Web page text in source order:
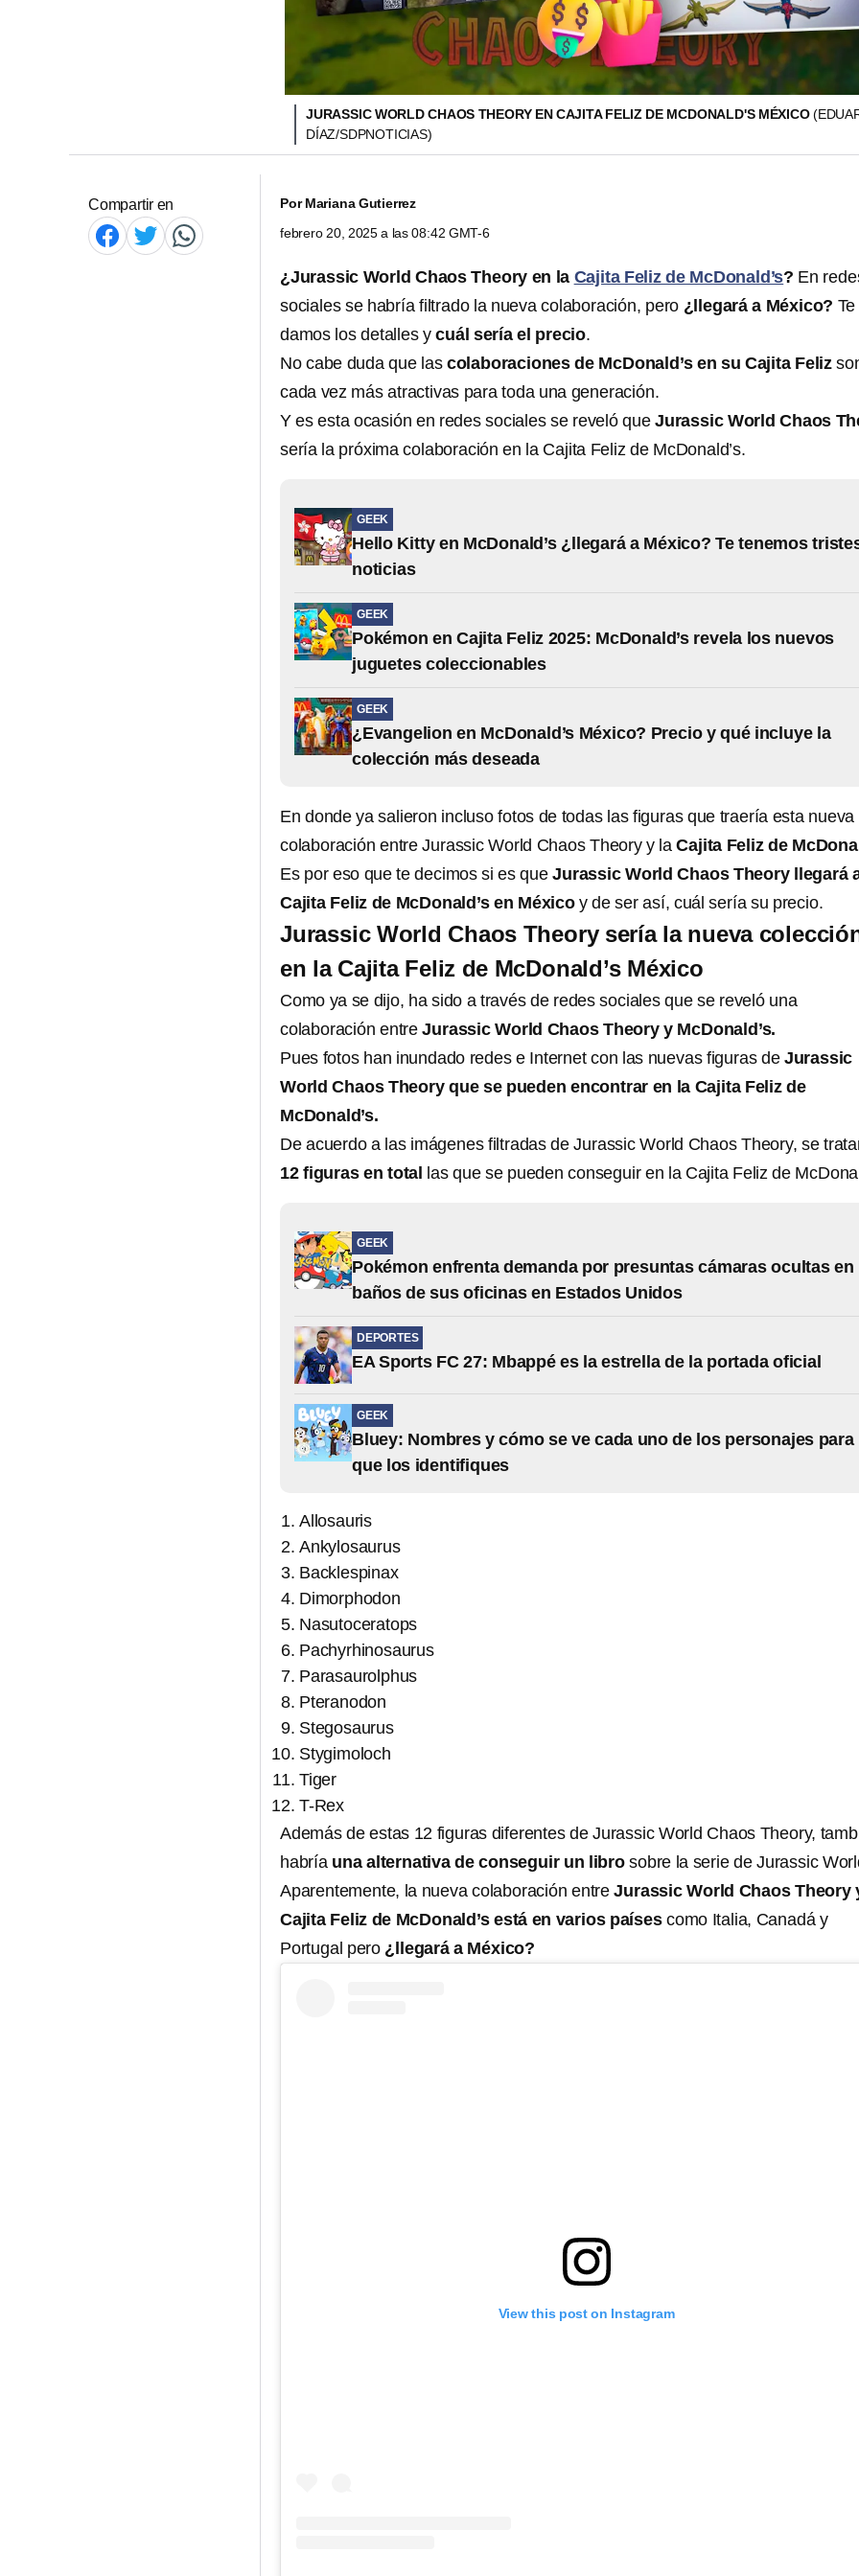
JURASSIC WORLD CHAOS THEORY EN CAJITA FELIZ DE MCDONALD'S MÉXICO
DÍAZ/SDPNOTICIAS)
Compartir en PorMariana Gutierrez
febrero 20, 2025 a las 08:42 GMT-6
¿Jurassic World Chaos Theory en la Cajita Feliz de McDonald’s? En
sociales se habría filtrado la nueva colaboración, pero ¿llegará a México? Te
damos los detalles ycuál sería el precio.
No cabe duda que las colaboraciones de McDonald’s en su Cajita Feliz
cada vez más atractivas para toda una generación.
Y es esta ocasión en redes sociales se reveló que Jurassic World Chaos
sería la próxima colaboración en la Cajita Feliz de McDonald’s.
GEEK
Hello Kitty en McDonald’s ¿llegará a México? Te tenemos
noticias
GEEK
Pokémon en Cajita Feliz 2025: McDonald’s revela los nuevos
juguetes coleccionables
GEEK
¿Evangelion en McDonald’s México? Precio y qué incluye la
colección más deseada
En donde ya salieron incluso fotos de todas las figuras que traería esta nueva
colaboración entre Jurassic World Chaos Theory y laCajita Feliz de
Es por eso que te decimos si es queJurassic World Chaos Theory llegará
Cajita Feliz de McDonald’s en Méxicoy de ser así, cuál sería su precio.
Jurassic World Chaos Theory sería la nueva
en la Cajita Feliz de McDonald’s México
Como ya se dijo, ha sido a través de redes sociales que se reveló una
colaboración entreJurassic World Chaos Theory y McDonald’s.
Pues fotos han inundado redes e Internet con las nuevas figuras de Jurassic
World Chaos Theory que se pueden encontrar en la Cajita Feliz de
McDonald’s.
De acuerdo a las imágenes filtradas de Jurassic World Chaos Theory, se
12 figuras en total
las que se pueden conseguir en la Cajita Feliz de
GEEK
Pokémon enfrenta demanda por presuntas cámaras ocultas en
baños de sus oficinas en Estados Unidos
DEPORTES
EA Sports FC 27: Mbappé es la estrella de la portada oficial
GEEK
Bluey: Nombres y cómo se ve cada uno de los personajes para
que los identifiques
Allosauris
Ankylosaurus
Backlespinax
Dimorphodon
Nasutoceratops
Pachyrhinosaurus
Parasaurolphus
Pteranodon
Stegosaurus
Stygimoloch
Tiger
T-Rex
Además de estas 12 figuras diferentes de Jurassic World Chaos Theory,
habría una alternativa de conseguir un librosobre la serie de Jurassic
Aparentemente, la nueva colaboración entreJurassic World Chaos Theory
Cajita Feliz de McDonald’s está en varios paísescomo Italia, Canadá y
Portugal pero ¿llegará a México?
View this post on Instagram